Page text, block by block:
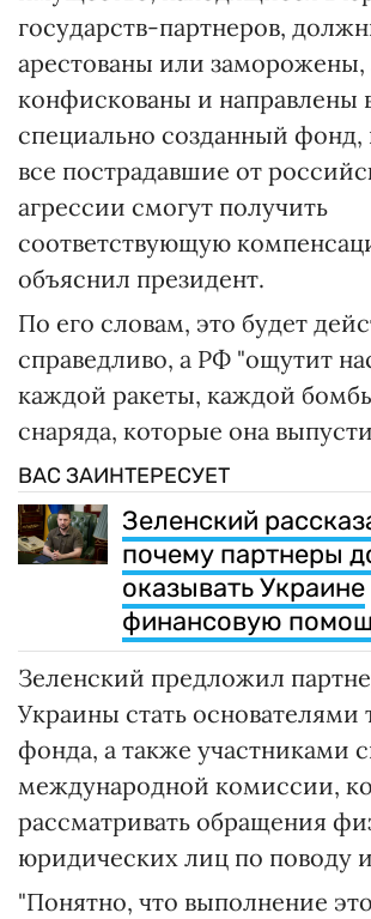
государств-партнеров,
арестованы или заморожены,
конфискованы и направлены
специально созданный фонд,
все пострадавшие от
агрессии смогут получить
соответствующую
объяснил президент.
По его словам, это будет
справедливо, а РФ "ощутит
каждой ракеты, каждой
снаряда, которые она
ВАС ЗАИНТЕРЕСУЕТ
Зеленский
почему партнеры
оказывать Украине
финансовую
Зеленский предложил
Украины стать основателями
фонда, а также участниками
международной комиссии,
рассматривать обращения
юридических лиц по поводу
"Понятно, что выполнение